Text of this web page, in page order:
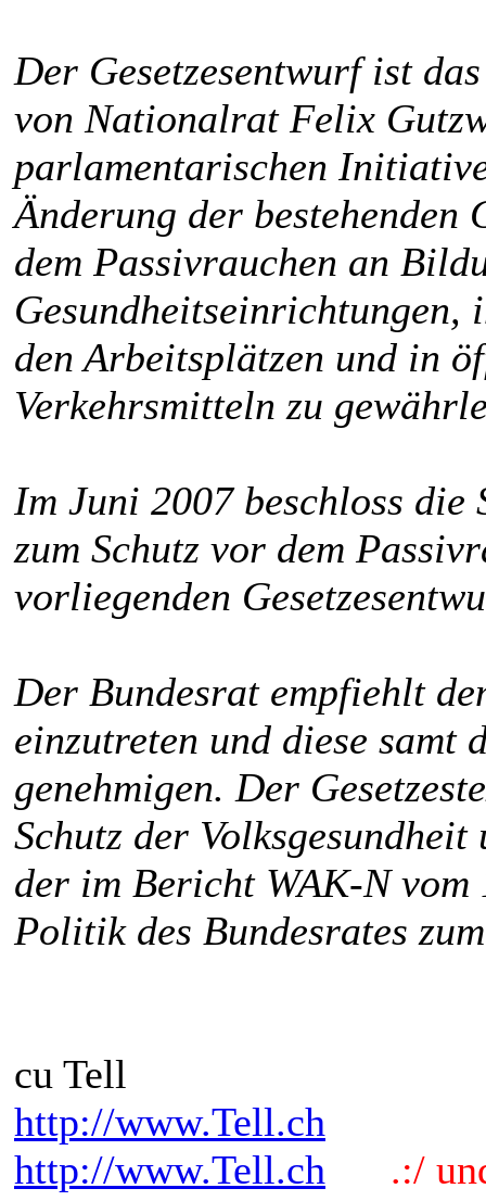
Der Gesetzesentwurf ist
von Nationalrat Felix
parlamentarischen
Änderung der bestehenden
dem Passivrauchen an
den Arbeitsplätzen und in
Verkehrsmitteln zu
Im Juni 2007 beschloss die
zum Schutz vor dem
vorliegenden
Der Bundesrat empfiehlt
einzutreten und diese samt
genehmigen. Der
Schutz der
der im Bericht WAK-N
Politik des Bundesrates
cu Tell
http://www.Tell.ch
http://www.Tell.ch
.:/